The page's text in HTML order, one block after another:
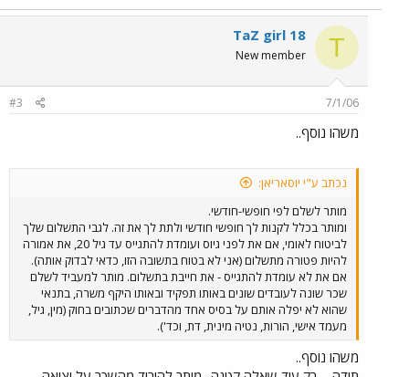
T
TaZ girl 18
New member
7/1/06
#3
משהו נוסף..
נכתב ע"י יוסאריאן:
מותר לשלם לפי חופשי-חודשי.
ומותר בכלל לקנות לך חופשי חודשי ולתת לך את זה. לגבי התשלום שלך
לביטוח לאומי, אם את לפני גיוס ועומדת להתגייס עד גיל 20, את אמורה
להיות פטורה מתשלום (אני לא בטוח בתשובה הזו, כדאי לבדוק אותה).
אם את לא עומדת להתגייס - את חייבת בתשלום. מותר למעביד לשלם
שכר שונה לעובדים שונים באותו תפקיד ובאותו היקף משרה, בתנאי
שהוא לא יפלה אותם על בסיס אחד מהדברים שכתובים בחוק (מין, גיל,
מעמד אישי, הורות, נטיה מינית, דת, וכד').
משהו נוסף..